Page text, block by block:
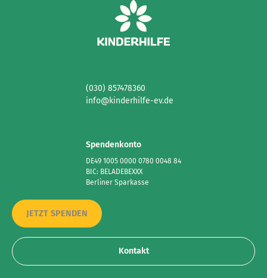
(030) 857478360
info@kinderhilfe-ev.de
Spendenkonto
DE49 1005 0000 0780 0048 84
BIC: BELADEBEXXX
Berliner Sparkasse
JETZT SPENDEN
Kontakt